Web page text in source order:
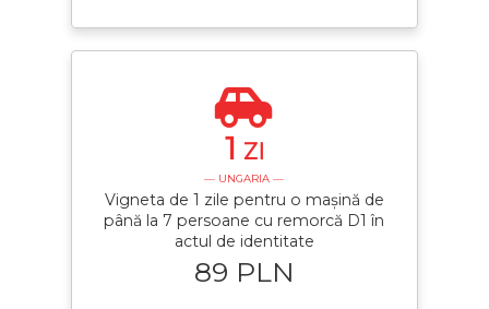
1 ZI
— UNGARIA —
Vigneta de 1 zile pentru o mașină de
până la 7 persoane cu remorcă D1 în
actul de identitate
89 PLN